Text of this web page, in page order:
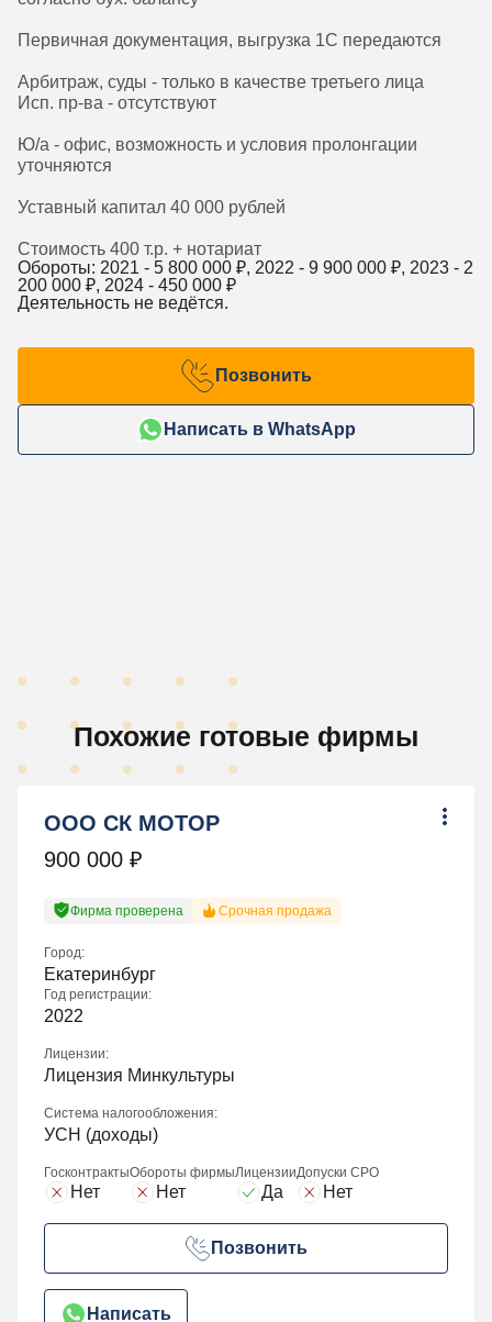
Первичная документация, выгрузка 1С передаются
Арбитраж, суды - только в качестве третьего лица
Исп. пр-ва - отсутствуют
Ю/а - офис, возможность и условия пролонгации
уточняются
Уставный капитал 40 000 рублей
Стоимость 400 т.р. + нотариат
Обороты: 2021 - 5 800 000 ₽, 2022 - 9 900 000 ₽, 2023 - 2
200 000 ₽, 2024 - 450 000 ₽
Деятельность не ведётся.
Позвонить
Написать в WhatsApp
Похожие готовые фирмы
ООО СК МОТОР
900 000 ₽
Фирма проверена Срочная продажа
Город:
Екатеринбург
Год регистрации:
2022
Лицензии:
Лицензия Минкультуры
Система налогообложения:
УСН (доходы)
Госконтракты
Нет
Обороты фирмы
Нет
Лицензии
Да
Допуски СРО
Нет
Позвонить
Написать